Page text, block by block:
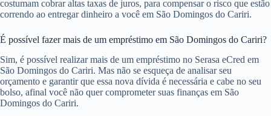
costumam cobrar altas taxas de juros, para compensar o risco que estão
correndo ao entregar dinheiro a você em São Domingos do Cariri.
É possível fazer mais de um empréstimo em São Domingos do Cariri?
Sim, é possível realizar mais de um empréstimo no Serasa eCred em
São Domingos do Cariri. Mas não se esqueça de analisar seu
orçamento e garantir que essa nova dívida é necessária e cabe no seu
bolso, afinal você não quer comprometer suas finanças em São
Domingos do Cariri.